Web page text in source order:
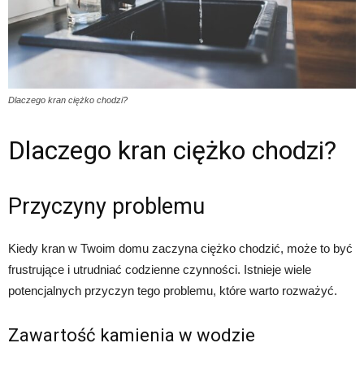
Dlaczego kran ciężko chodzi?
Dlaczego kran ciężko chodzi?
Przyczyny problemu
Kiedy kran w Twoim domu zaczyna ciężko chodzić, może to być
frustrujące i utrudniać codzienne czynności. Istnieje wiele
potencjalnych przyczyn tego problemu, które warto rozważyć.
Zawartość kamienia w wodzie